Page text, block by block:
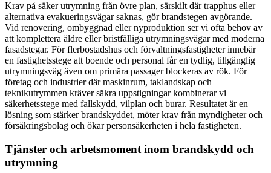
Krav på säker utrymning från övre plan, särskilt där trapphus eller
alternativa evakueringsvägar saknas, gör brandstegen avgörande.
Vid renovering, ombyggnad eller nyproduktion ser vi ofta behov av
att komplettera äldre eller bristfälliga utrymningsvägar med moderna
fasadstegar. För flerbostadshus och förvaltningsfastigheter innebär
en fastighetsstege att boende och personal får en tydlig, tillgänglig
utrymningsväg även om primära passager blockeras av rök. För
företag och industrier där maskinrum, taklandskap och
teknikutrymmen kräver säkra uppstigningar kombinerar vi
säkerhetsstege med fallskydd, vilplan och burar. Resultatet är en
lösning som stärker brandskyddet, möter krav från myndigheter och
försäkringsbolag och ökar personsäkerheten i hela fastigheten.
Tjänster och arbetsmoment inom brandskydd och
utrymning